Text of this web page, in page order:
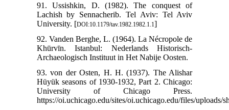
91. Ussishkin, D. (1982). The conquest of
Lachish by Sennacherib. Tel Aviv: Tel Aviv
University. [DOI:10.1179/tav.1982.1982.1.1]
92. Vanden Berghe, L. (1964). La Nécropole de
Khūrvīn. Istanbul: Nederlands Historisch-
Archaeologisch Instituut in Het Nabije Oosten.
93. von der Osten, H. H. (1937). The Alishar
Hüyük seasons of 1930-1932, Part 2. Chicago:
University of Chicago Press.
https://oi.uchicago.edu/sites/oi.uchicago.edu/files/uploads/